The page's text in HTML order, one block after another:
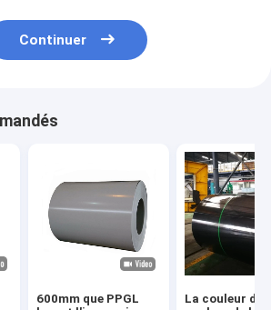
Continuer
600mm que PPGL
La couleur de